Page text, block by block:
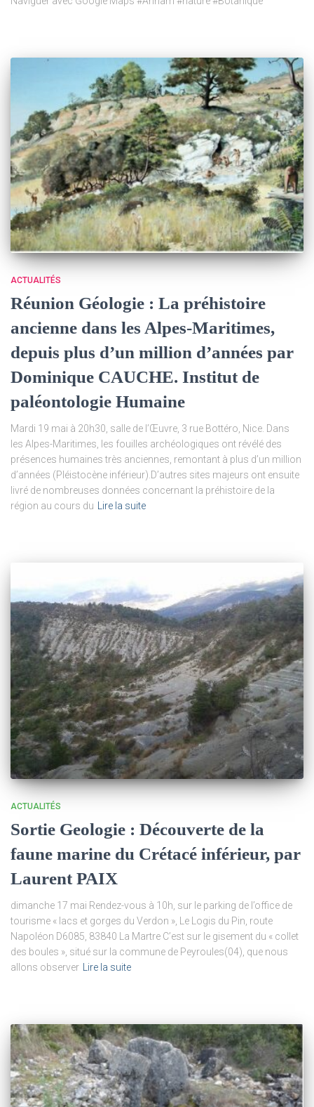
ACTUALITÉS
Réunion Géologie : La préhistoire
ancienne dans les Alpes-Maritimes,
depuis plus d’un million d’années par
Dominique CAUCHE. Institut de
paléontologie Humaine
Mardi 19 mai à 20h30, salle de l’Œuvre, 3 rue Bottéro, Nice. Dans
les Alpes-Maritimes, les fouilles archéologiques ont révélé des
présences humaines très anciennes, remontant à plus d’un million
d’années (Pléistocène inférieur).D’autres sites majeurs ont ensuite
livré de nombreuses données concernant la préhistoire de la
région au cours du Lire la suite
ACTUALITÉS
Sortie Geologie : Découverte de la
faune marine du Crétacé inférieur, par
Laurent PAIX
dimanche 17 mai Rendez-vous à 10h, sur le parking de l’office de
tourisme « lacs et gorges du Verdon », Le Logis du Pin, route
Napoléon D6085, 83840 La Martre C’est sur le gisement du « collet
des boules », situé sur la commune de Peyroules(04), que nous
allons observer
Lire la suite